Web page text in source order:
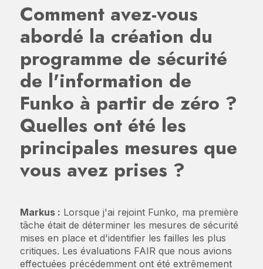
Comment avez-vous
abordé la création du
programme de sécurité
de l'information de
Funko à partir de zéro ?
Quelles ont été les
principales mesures que
vous avez prises ?
Markus : Lorsque j'ai rejoint Funko, ma première
tâche était de déterminer les mesures de sécurité
mises en place et d'identifier les failles les plus
critiques. Les évaluations FAIR que nous avions
effectuées précédemment ont été extrêmement